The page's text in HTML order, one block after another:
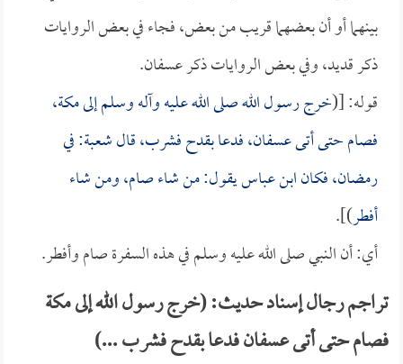
بينهما أو أن بعضهما قريب من بعض، فجاء في بعض الروايات
ذكر قديد، وفي بعض الروايات ذكر عسفان.
قوله: [(خرج رسول الله صلى الله عليه وآله وسلم إلى مكة،
فصام حتى أتى عسفان، فدعا بقدح فشرب، قالشعبة: في
رمضان، فكانابن عباسيقول: من شاء صام، ومن شاء
أفطر)].
أي: أن النبي صلى الله عليه وسلم في هذه السفرة صام وأفطر.
تراجم رجال إسناد حديث: (خرج رسول الله إلى مكة
فصام حتى أتى عسفان فدعا بقدح فشرب ...)